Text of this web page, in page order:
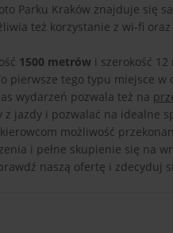
Parku Kraków znajduje się
też korzystanie z wi-fi
1500 metrów i szerokość 12
pierwsze tego typu miejsce
wydarzeń pozwala też na
jazdy i pozwalać na idealne
możliwość
i pełne skupienie się na
naszą ofertę i zdecyduj